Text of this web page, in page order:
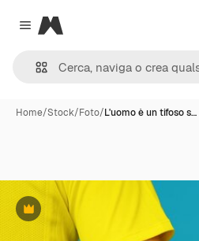
Close menu
Magnific
Home/Stock/Foto/L'uomo è un tifoso s…
Premium